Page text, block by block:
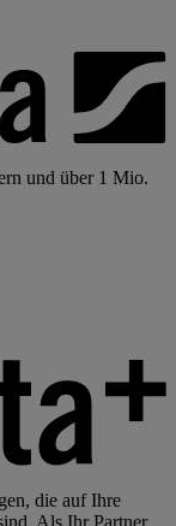
und über 1 Mio.
die auf Ihre
Als Ihr Partner